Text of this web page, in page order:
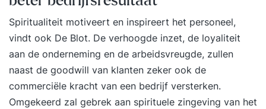
de laatste dag zo onwerkelijk en onbelangrijk.
Mijn echte 'doel' is helder binnengekomen. Deze
training is de start van de rest van mijn leven. Ik
ga vanaf nu met vertrouwen mijn nieuwe leven
LEVEN. Dank aan Joost, Brechtje, Sandra en de
rest van de groep die ik in mijn hart heb gesloten.
Wat een warm bad. Onvergetelijk!'' Louise
Spiritualiteit motiveert en inspireert het personeel,
vindt ook De Blot. De verhoogde inzet, de loyaliteit
aan de onderneming en de arbeidsvreugde, zullen
naast de goodwill van klanten zeker ook de
commerciële kracht van een bedrijf versterken.
Omgekeerd zal gebrek aan spirituele zingeving van het